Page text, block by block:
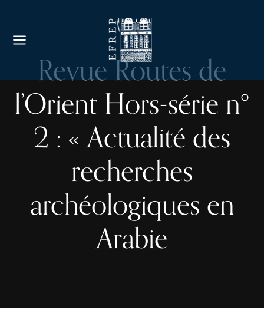
Revue Routes de
l’Orient Hors-série n°
2 : « Actualité des
recherches
archéologiques en
Arabie